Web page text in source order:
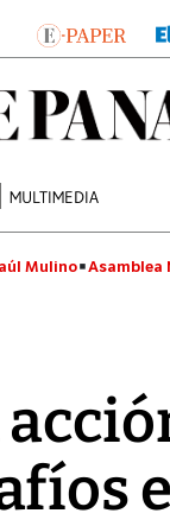
MULTIMEDIA
Mulino Asamblea